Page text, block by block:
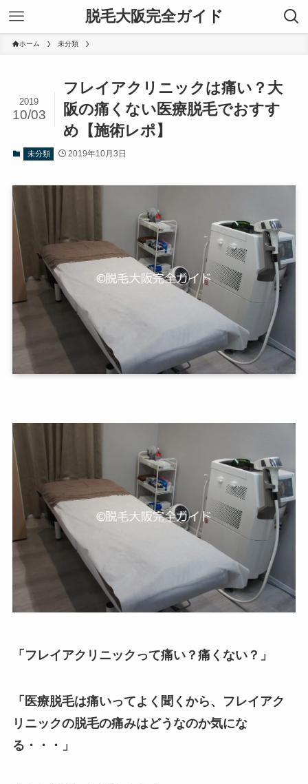
脱毛大阪完全ガイド
ホーム 未分類
フレイアクリニックは痛い？大
阪の痛くない医療脱毛でおすす
め【施術レポ】
2019
10/03
未分類 2019年10月3日
「フレイアクリニックって痛い？痛くない？」
「医療脱毛は痛いってよく聞くから、フレイアク
リニックの脱毛の痛みはどうなのか気にな
る・・・」